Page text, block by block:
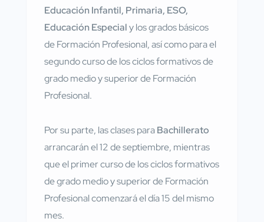
Educación Infantil, Primaria, ESO,
Educación Especialy los grados básicos
de Formación Profesional, así como para el
segundo curso de los ciclos formativos de
grado medio y superior de Formación
Profesional.
Por su parte, las clases paraBachillerato
arrancarán el 12 de septiembre, mientras
que el primer curso de los ciclos formativos
de grado medio y superior de Formación
Profesional comenzará el día 15 del mismo
mes.